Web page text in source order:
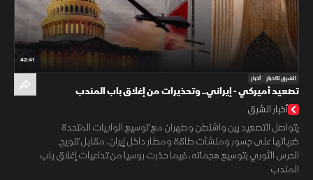
42:41
الشرق للأخبار أخبار
تصعيد أميركي - إيراني.. وتحذيرات من إغلاق باب المندب
أخبار الشرق
يتواصل التصعيد بين واشنطن وطهران مع توسيع الولايات المتحدة
ضرباتها على جسور ومنشآت طاقة ومطار داخل إيران، مقابل تلويح
الحرس الثوري بتوسيع هجماته، فيما حذرت روسيا من تداعيات إغلاق باب
المندب